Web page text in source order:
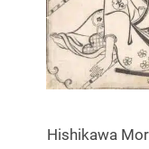
Hishikawa